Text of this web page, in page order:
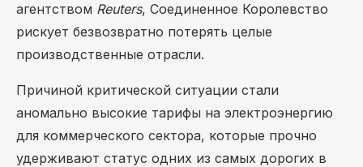
агентством Reuters, Соединенное Королевство
рискует безвозвратно потерять целые
производственные отрасли.
Причиной критической ситуации стали
аномально высокие тарифы на электроэнергию
для коммерческого сектора, которые прочно
удерживают статус одних из самых дорогих в